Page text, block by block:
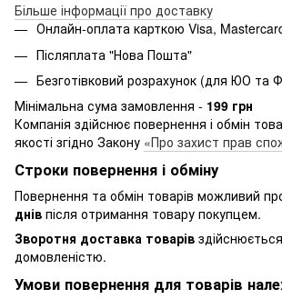
Більше інформації про доставку
Онлайн-оплата карткою Visa,
Післяплата "Нова Пошта"
Безготівковий розрахунок (для ЮО та
Мінімальна сума замовлення - 199 грн
Компанія здійснює повернення і обмін
якості згідно Закону «Про захист прав
Строки повернення і обміну
Повернення та обмін товарів можливий
днів після отримання товару покупцем.
Зворотня доставка товарів
домовленістю.
Умови повернення для товарів